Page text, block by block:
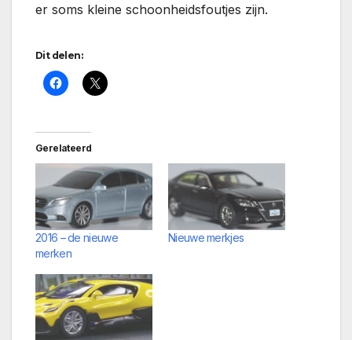
er soms kleine schoonheidsfoutjes zijn.
Dit delen:
Gerelateerd
2016 – de nieuwe
merken
Nieuwe merkjes